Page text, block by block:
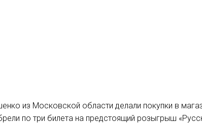
из Московской области делали покупки в
по три билета на предстоящий розыгрыш